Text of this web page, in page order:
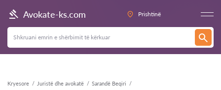
Avokate-ks.com Prishtinë
Kryesore Juristë dhe avokatë Sarandë Beqiri
Kthehu